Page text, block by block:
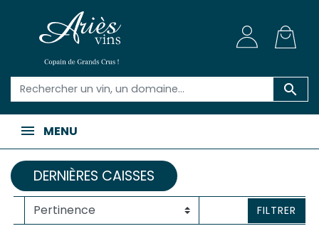

MENU
DERNIÈRES CAISSES
FILTRER